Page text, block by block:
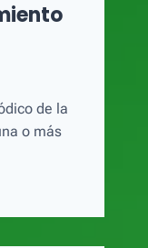
de la
o más